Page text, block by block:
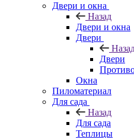
Двери и окна
Назад
Двери и окна
Двери
Двери
Окна
Пиломатериал
Для сада
Назад
Для сада
Теплицы